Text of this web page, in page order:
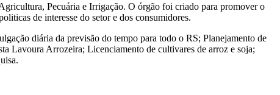
Pecuária e Irrigação. O órgão foi criado para promover o
de interesse do setor e dos consumidores.
diária da previsão do tempo para todo o RS; Planejamento de
Lavoura Arrozeira; Licenciamento de cultivares de arroz e soja;